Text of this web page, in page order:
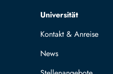
Top
Universität
Kontakt & Anreise
News